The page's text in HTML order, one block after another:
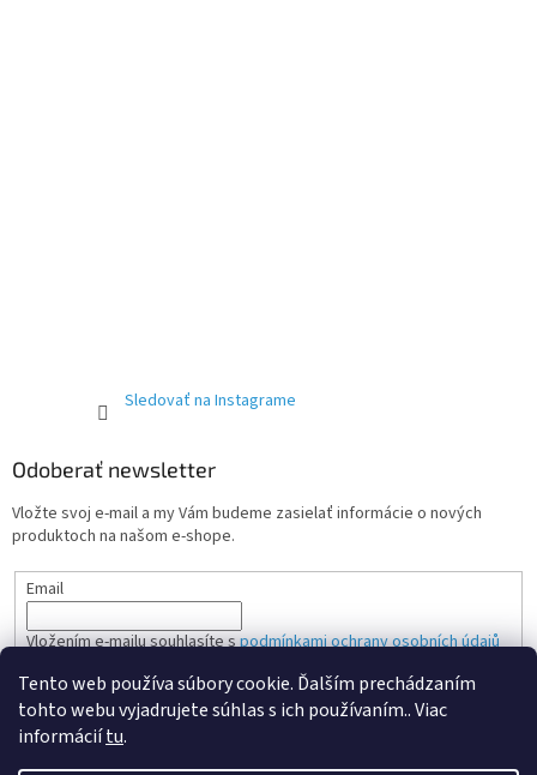
Tento web používa súbory cookie. Ďalším prechádzaním
tohto webu vyjadrujete súhlas s ich používaním.. Viac
informáciítu.
Sledovať na Instagrame
Odoberať newsletter
Vložte svoj e-mail a my Vám budeme zasielať informácie o nových
produktoch na našom e-shope.
Email
Vložením e-mailu souhlasíte spodmínkami ochrany osobních údajů
PRIHLÁSIŤ SA